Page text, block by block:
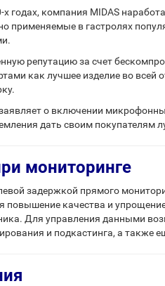
годах, компания MIDAS
применяемые в гастролях
репутацию за счет
как лучшее изделие во
о включении
дать своим покупателям
мониторинге
задержкой прямого
повышение качества и
Для управления данными
и подкастинга, а также